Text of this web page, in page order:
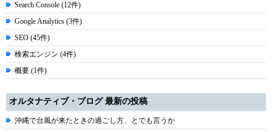
Search Console (12件)
Google Analytics (3件)
SEO (45件)
検索エンジン (4件)
概要 (1件)
オルタナティブ・ブログ 最新の投稿
沖縄で台風が来たときの過ごし方、とでも言うか